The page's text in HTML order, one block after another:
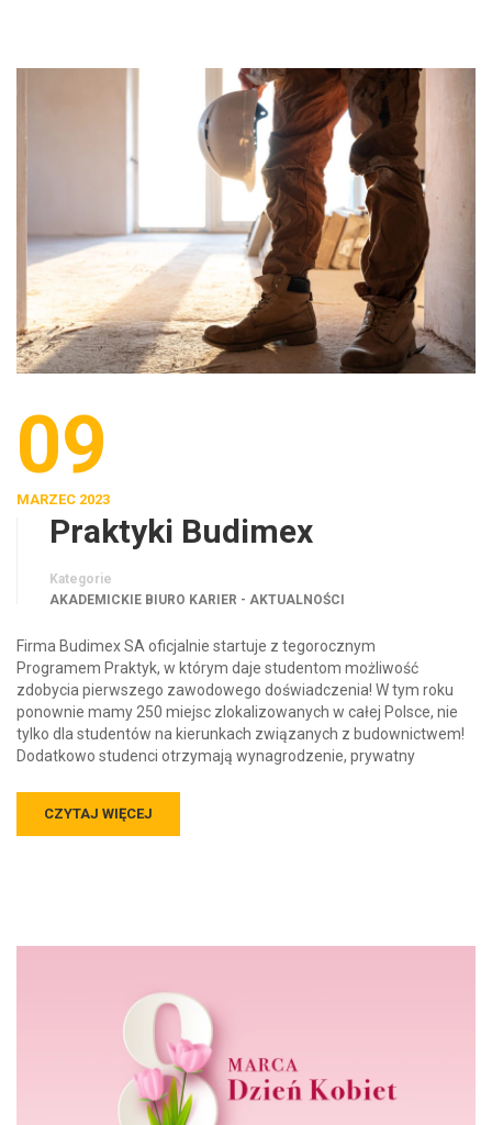
09
MARZEC 2023
Praktyki Budimex
Kategorie
AKADEMICKIE BIURO KARIER - AKTUALNOŚCI
Firma Budimex SA oficjalnie startuje z tegorocznym
Programem Praktyk, w którym daje studentom możliwość
zdobycia pierwszego zawodowego doświadczenia! W tym roku
ponownie mamy 250 miejsc zlokalizowanych w całej Polsce, nie
tylko dla studentów na kierunkach związanych z budownictwem!
Dodatkowo studenci otrzymają wynagrodzenie, prywatny
CZYTAJ WIĘCEJ